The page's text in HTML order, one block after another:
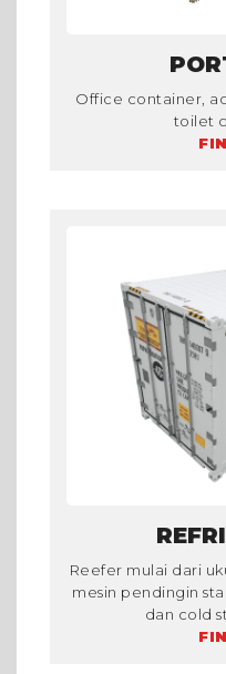
Office container,
toilet
Reefer mulai dari
mesin pendingin
dan cold